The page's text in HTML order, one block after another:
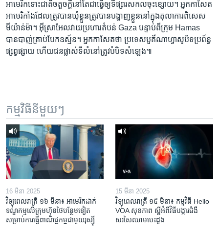
អាមេរិក​ទោះ​ជា​តិច​តួច​ក្តី​នៅ​តែ​ជា​ធ្វើ​ឲ្យ​​ទីផ្សារ​សកល​ចុះ​ខ្សោយ។ អ្នក​កាសែត​
អាមេរិកាំង​ដែល​ត្រូវ​បាន​ឃុំខ្លួន​ត្រូវ​បាន​បង្ហាញ​ខ្លួន​នៅ​ក្នុង​តុលាការ​ពិសេស​
មីយ៉ាន់ម៉ា។ អ៊ីស្រាអែល​វាយ​ប្រហារ​តំបន់​ Gaza ​បន្ទាប់ពី​ក្រុម​ Hamas ​
បាន​បាញ់​គ្រាប់​បែក​ឧស្ម័ន។​ អ្នកកាសែត​ថា ​ប្រទេស​បួគីណាហ្វាសូបិទ​ប្រព័ន្ធ
ផ្សព្វផ្សាយ​ ហើយជន​ផ្លាស់​ទីលំនៅ​ត្រូវ​បំបិទ​សំឡេង៕
កម្មវិធី​នីមួយៗ
16 មីនា 2025
វិទ្យុពេលរាត្រី ១៦ មីនា៖ អាមេរិក​ដាក់​
ទណ្ឌកម្ម​លើ​ក្រុមហ៊ុន​ថៃ​បន្ថែម​ទៀត​
សម្រាប់​ការ​ធ្វើ​ពាណិជ្ជកម្ម​ជាមួយ​រុស្ស៊ី
15 មីនា 2025
វិទ្យុពេលរាត្រី ១៥ មីនា៖ កម្មវិធី ​Hello
VOA សុខភាព ស្ដី​អំពី​វិធី​បង្ការ​ជំងឺ​
សរសៃ​ឈាម​បេះដូង